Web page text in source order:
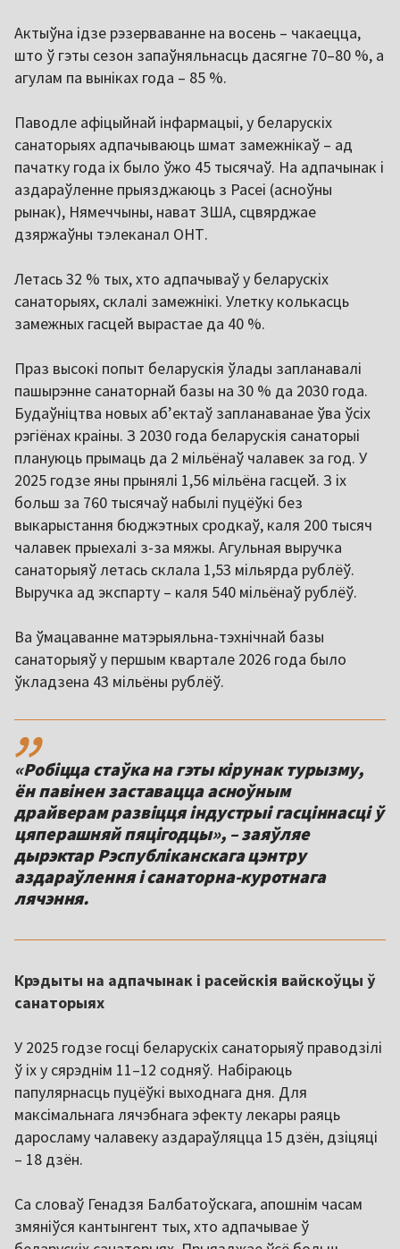
Актыўна ідзе рэзерваванне на восень – чакаецца,
што ў гэты сезон запаўняльнасць дасягне 70–80 %, а
агулам па выніках года – 85 %.
Паводле афіцыйнай інфармацыі, у беларускіх
санаторыях адпачываюць шмат замежнікаў – ад
пачатку года іх было ўжо 45 тысячаў. На адпачынак і
аздараўленне прыязджаюць з Расеі (асноўны
рынак), Нямеччыны, нават ЗША, сцвярджае
дзяржаўны тэлеканал ОНТ.
Летась 32 % тых, хто адпачываў у беларускіх
санаторыях, склалі замежнікі. Улетку колькасць
замежных гасцей вырастае да 40 %.
Праз высокі попыт беларускія ўлады запланавалі
пашырэнне санаторнай базы на 30 % да 2030 года.
Будаўніцтва новых аб’ектаў запланаванае ўва ўсіх
рэгіёнах краіны. З 2030 года беларускія санаторыі
плануюць прымаць да 2 мільёнаў чалавек за год. У
2025 годзе яны прынялі 1,56 мільёна гасцей. З іх
больш за 760 тысячаў набылі пуцёўкі без
выкарыстання бюджэтных сродкаў, каля 200 тысяч
чалавек прыехалі з-за мяжы. Агульная выручка
санаторыяў летась склала 1,53 мільярда рублёў.
Выручка ад экспарту – каля 540 мільёнаў рублёў.
Ва ўмацаванне матэрыяльна-тэхнічнай базы
санаторыяў у першым квартале 2026 года было
ўкладзена 43 мільёны рублёў.
,,
«Робіцца стаўка на гэты кірунак турызму,
ён павінен заставацца асноўным
драйверам развіцця індустрыі гасціннасці ў
цяперашняй пяцігодцы», – заяўляе
дырэктар Рэспубліканскага цэнтру
аздараўлення і санаторна-куротнага
лячэння.
Крэдыты на адпачынак і расейскія вайскоўцы ў
санаторыях
У 2025 годзе госці беларускіх санаторыяў праводзілі
ў іх у сярэднім 11–12 содняў. Набіраюць
папулярнасць пуцёўкі выходнага дня. Для
максімальнага лячэбнага эфекту лекары раяць
даросламу чалавеку аздараўляцца 15 дзён, дзіцяці
– 18 дзён.
Са словаў Генадзя Балбатоўскага, апошнім часам
змяніўся кантынгент тых, хто адпачывае ў